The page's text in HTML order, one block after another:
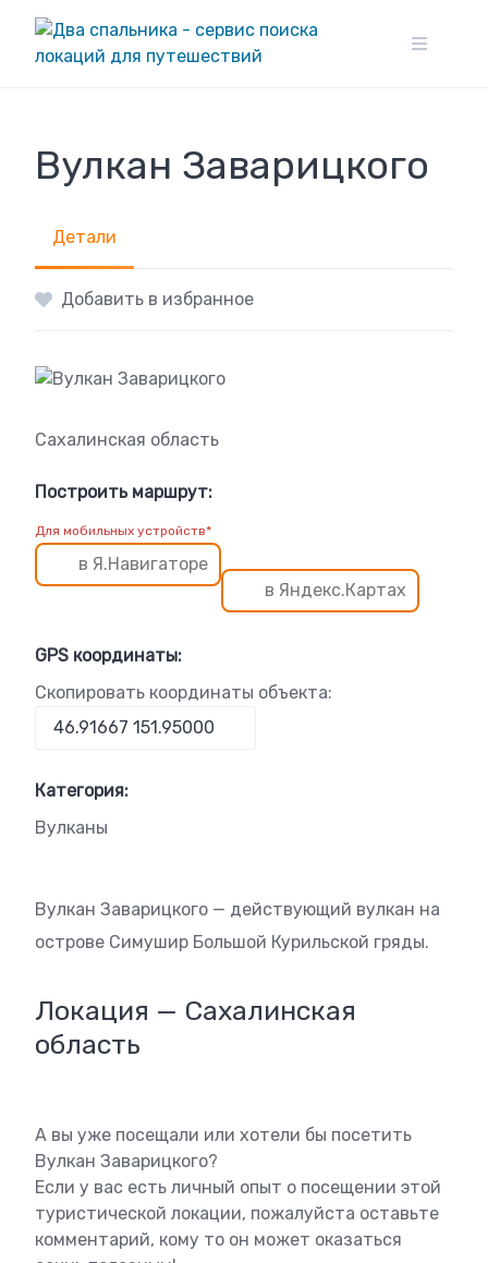
content
Вулкан Заварицкого
Детали
Добавить в избранное
Сахалинская область
Построить маршрут:
Для мобильных устройств*
в Я.Навигаторе
в Яндекс.Картах
GPS координаты:
Скопировать координаты объекта:
Категория:
Вулканы
Вулкан Заварицкого — действующий вулкан на
острове Симушир Большой Курильской гряды.
Локация — Сахалинская
область
А вы уже посещали или хотели бы посетить
Вулкан Заварицкого?
Если у вас есть личный опыт о посещении этой
туристической локации, пожалуйста оставьте
комментарий, кому то он может оказаться